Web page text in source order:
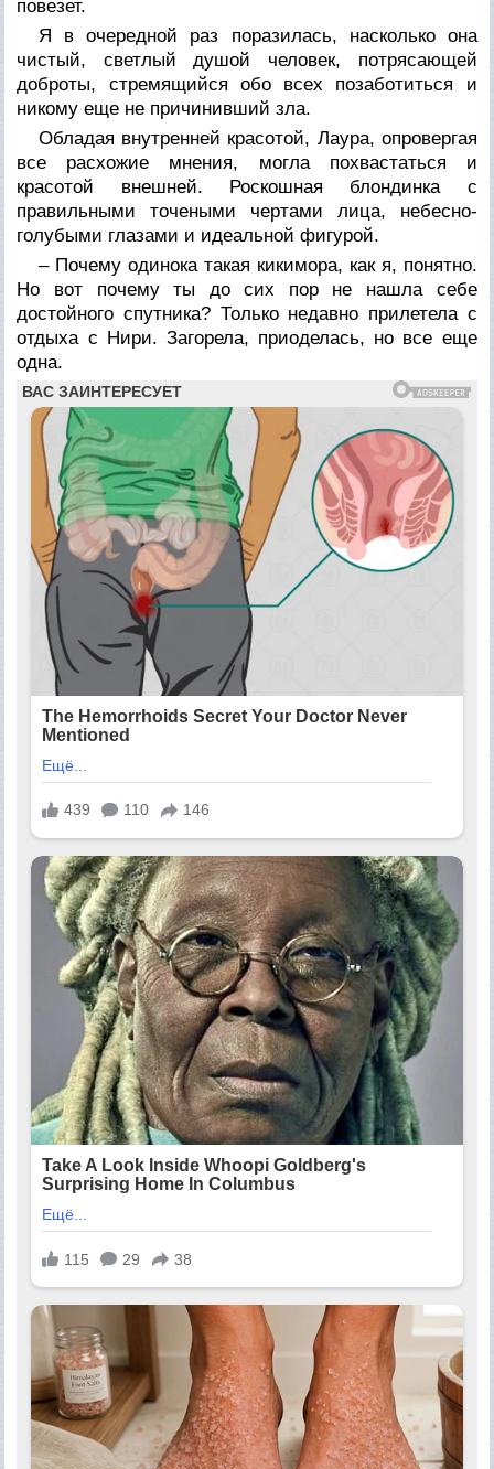
повезет.
Я в очередной раз поразилась, насколько она
чистый, светлый душой человек, потрясающей
доброты, стремящийся обо всех позаботиться и
никому еще не причинивший зла.
Обладая внутренней красотой, Лаура, опровергая
все расхожие мнения, могла похвастаться и
красотой внешней. Роскошная блондинка с
правильными точеными чертами лица, небесно-
голубыми глазами и идеальной фигурой.
– Почему одинока такая кикимора, как я, понятно.
Но вот почему ты до сих пор не нашла себе
достойного спутника? Только недавно прилетела с
отдыха с Нири. Загорела, приоделась, но все еще
одна.